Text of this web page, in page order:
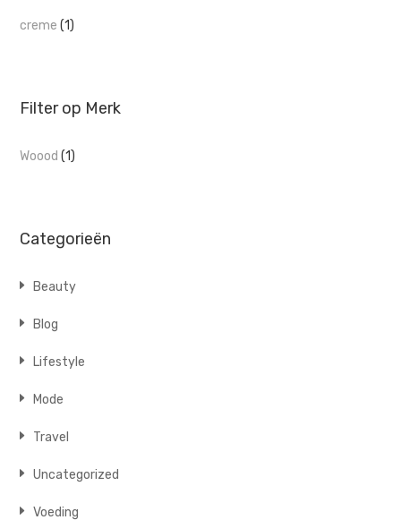
creme (1)
Filter op Merk
Woood (1)
Categorieën
Beauty
Blog
Lifestyle
Mode
Travel
Uncategorized
Voeding